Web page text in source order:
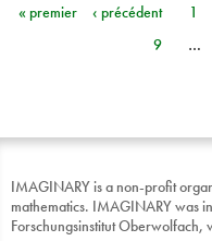
Pages
« premier ‹ précédent 1
9
…
IMAGINARY is a non-profit
mathematics. IMAGINARY was
Forschungsinstitut